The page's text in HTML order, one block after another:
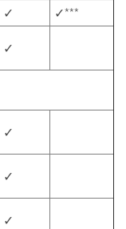
✓
✓***
✓
✓
✓
✓